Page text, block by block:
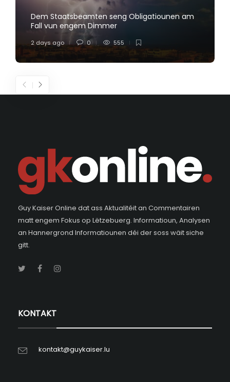
Dem Staatsbeamten seng Obligatiounen am
Fall vun engem Dimmer
2 days ago 0 555
Guy Kaiser Online dat ass Aktualitéit an Commentairen
matt engem Fokus op Lëtzebuerg. Informatioun, Analysen
an Hannergrond Informatiounen déi der soss wäit siche
gitt.
KONTAKT
kontakt@guykaiser.lu